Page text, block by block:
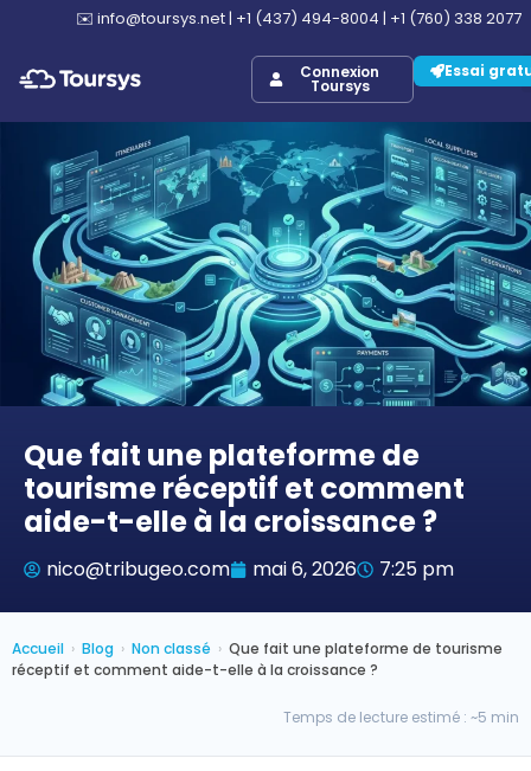
✉️ info@toursys.net| +1 (437) 494-8004 | +1 (760) 338 2077
Connexion
Toursys
Essai
Que fait une plateforme de
tourisme réceptif et comment
aide-t-elle à la croissance ?
nico@tribugeo.com mai 6, 2026 7:25 pm
Accueil › Blog › Non classé › Que fait une plateforme de tourisme
réceptif et comment aide-t-elle à la croissance ?
Temps de lecture estimé : ~5 min